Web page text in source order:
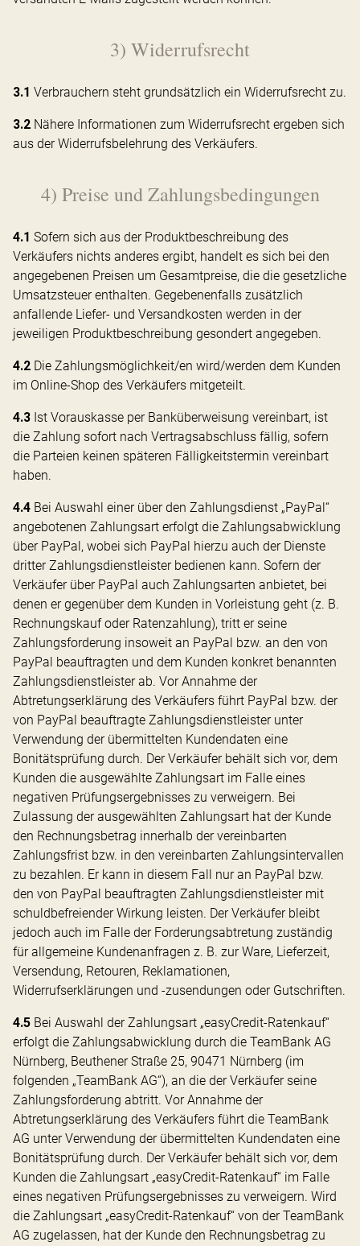
3) Widerrufsrecht
3.1 Verbrauchern steht grundsätzlich ein Widerrufsrecht zu.
3.2 Nähere Informationen zum Widerrufsrecht ergeben sich
aus der Widerrufsbelehrung des Verkäufers.
4) Preise und Zahlungsbedingungen
4.1 Sofern sich aus der Produktbeschreibung des
Verkäufers nichts anderes ergibt, handelt es sich bei den
angegebenen Preisen um Gesamtpreise, die die gesetzliche
Umsatzsteuer enthalten. Gegebenenfalls zusätzlich
anfallende Liefer- und Versandkosten werden in der
jeweiligen Produktbeschreibung gesondert angegeben.
4.2 Die Zahlungsmöglichkeit/en wird/werden dem Kunden
im Online-Shop des Verkäufers mitgeteilt.
4.3 Ist Vorauskasse per Banküberweisung vereinbart, ist
die Zahlung sofort nach Vertragsabschluss fällig, sofern
die Parteien keinen späteren Fälligkeitstermin vereinbart
haben.
4.4 Bei Auswahl einer über den Zahlungsdienst „PayPal“
angebotenen Zahlungsart erfolgt die Zahlungsabwicklung
über PayPal, wobei sich PayPal hierzu auch der Dienste
dritter Zahlungsdienstleister bedienen kann. Sofern der
Verkäufer über PayPal auch Zahlungsarten anbietet, bei
denen er gegenüber dem Kunden in Vorleistung geht (z. B.
Rechnungskauf oder Ratenzahlung), tritt er seine
Zahlungsforderung insoweit an PayPal bzw. an den von
PayPal beauftragten und dem Kunden konkret benannten
Zahlungsdienstleister ab. Vor Annahme der
Abtretungserklärung des Verkäufers führt PayPal bzw. der
von PayPal beauftragte Zahlungsdienstleister unter
Verwendung der übermittelten Kundendaten eine
Bonitätsprüfung durch. Der Verkäufer behält sich vor, dem
Kunden die ausgewählte Zahlungsart im Falle eines
negativen Prüfungsergebnisses zu verweigern. Bei
Zulassung der ausgewählten Zahlungsart hat der Kunde
den Rechnungsbetrag innerhalb der vereinbarten
Zahlungsfrist bzw. in den vereinbarten Zahlungsintervallen
zu bezahlen. Er kann in diesem Fall nur an PayPal bzw.
den von PayPal beauftragten Zahlungsdienstleister mit
schuldbefreiender Wirkung leisten. Der Verkäufer bleibt
jedoch auch im Falle der Forderungsabtretung zuständig
für allgemeine Kundenanfragen z. B. zur Ware, Lieferzeit,
Versendung, Retouren, Reklamationen,
Widerrufserklärungen und -zusendungen oder Gutschriften.
4.5 Bei Auswahl der Zahlungsart „easyCredit-Ratenkauf“
erfolgt die Zahlungsabwicklung durch die TeamBank AG
Nürnberg, Beuthener Straße 25, 90471 Nürnberg (im
folgenden „TeamBank AG“), an die der Verkäufer seine
Zahlungsforderung abtritt. Vor Annahme der
Abtretungserklärung des Verkäufers führt die TeamBank
AG unter Verwendung der übermittelten Kundendaten eine
Bonitätsprüfung durch. Der Verkäufer behält sich vor, dem
Kunden die Zahlungsart „easyCredit-Ratenkauf“ im Falle
eines negativen Prüfungsergebnisses zu verweigern. Wird
die Zahlungsart „easyCredit-Ratenkauf“ von der TeamBank
AG zugelassen, hat der Kunde den Rechnungsbetrag zu